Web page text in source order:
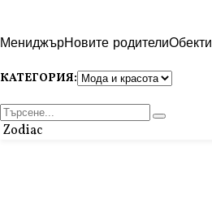
МениджърНовите родителиОбекти
КАТЕГОРИЯ:
Zodiac